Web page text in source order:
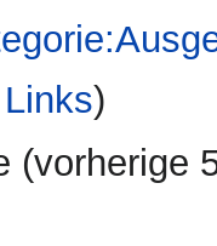
)
(vorherige